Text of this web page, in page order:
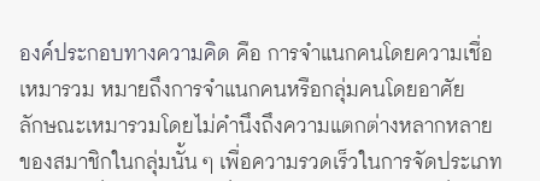
องค์ประกอบทางความคิด คือ การจำแนกคนโดยความเชื่อ
เหมารวม หมายถึงการจำแนกคนหรือกลุ่มคนโดยอาศัย
ลักษณะเหมารวมโดยไม่คำนึงถึงความแตกต่างหลากหลาย
ของสมาชิกในกลุ่มนั้น ๆ เพื่อความรวดเร็วในการจัดประเภท